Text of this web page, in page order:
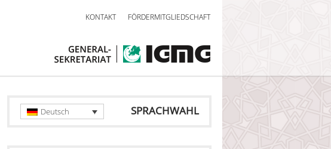
KONTAKT FÖRDERMITGLIEDSCHAFT
SPRACHWAHL
Deutsch